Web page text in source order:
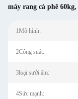
máy rang cà phê 60kg,
1Mô hình:
2Công suất:
3loại sưởi ấm:
4Sức mạnh: